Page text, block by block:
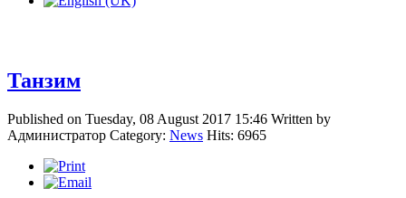
Танзим
Published on Tuesday, 08 August 2017 15:46 Written by
Администратор Category: News Hits: 6965